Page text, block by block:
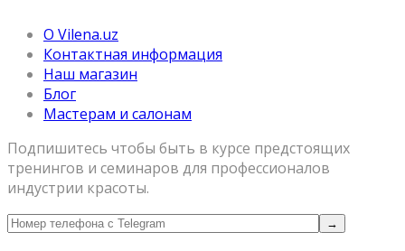
О Vilena.uz
Контактная информация
Наш магазин
Блог
Мастерам и салонам
Подпишитесь чтобы быть в курсе предстоящих
тренингов и семинаров для профессионалов
индустрии красоты.